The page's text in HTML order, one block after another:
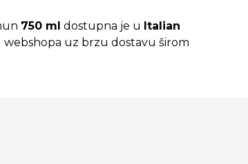
750 ml dostupna je u Italian
webshopa uz brzu dostavu širom